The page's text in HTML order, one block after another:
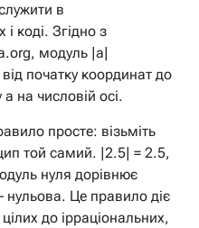
в
і коді. Згідно з
модуль |a|
початку координат до
на числовій осі.
просте: візьміть
той самий. |2.5| = 2.5,
нуля дорівнює
нульова. Це правило діє
до ірраціональних,